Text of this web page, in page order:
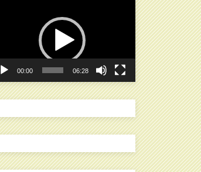
00:00 06:28